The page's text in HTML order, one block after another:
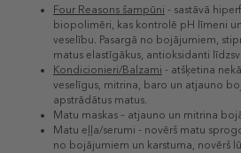
Four Reasons šampūni - sastāvā
biopolimēri, kas kontrolē pH līmeni
veselību. Pasargā no bojājumiem,
matus elastīgākus, antioksidanti
Kondicionieri/Balzami - atšķetina
veselīgus, mitrina, baro un atjauno
apstrādātus matus.
Matu maskas – atjauno un mitrina
Matu eļļa/serumi - novērš matu
no bojājumiem un karstuma, novērš